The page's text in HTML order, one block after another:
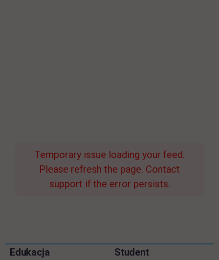
Temporary issue loading your feed.
Please refresh the page. Contact
support if the error persists.
Pomiń
Informacje w stopce
Edukacja Student